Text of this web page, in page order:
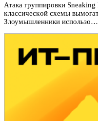
Атака группировки
ĸлассичесĸой схемы
Злоумышленники использо…